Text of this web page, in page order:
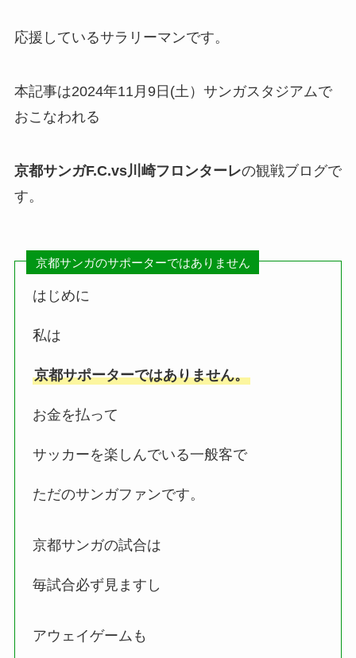
応援しているサラリーマンです。
本記事は2024年11月9日(土）サンガスタジアムで
おこなわれる
京都サンガF.C.vs川崎フロンターレの観戦ブログで
す。
京都サンガのサポーターではありません
はじめに
私は
京都サポーターではありません。
お金を払って
サッカーを楽しんでいる一般客で
ただのサンガファンです。
京都サンガの試合は
毎試合必ず見ますし
アウェイゲームも